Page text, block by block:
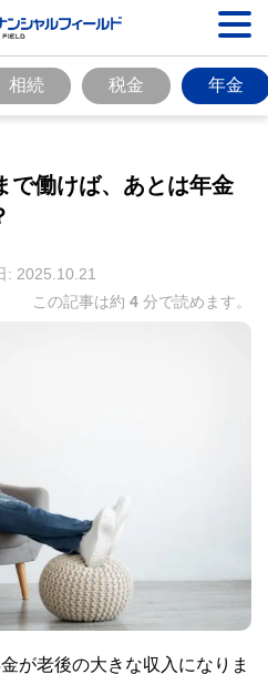
相続 税金 年金
で働けば、あとは年金
: 2025.10.21
この記事は約 4 分で読めます。
が老後の大きな収入になりま